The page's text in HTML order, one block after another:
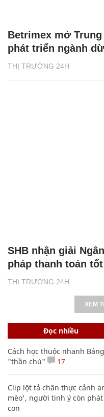
THỊ TRƯỜNG 24H
Betrimex mở
phát triển ngành
THỊ TRƯỜNG 24H
SHB nhận giải
pháp thanh toán
XEM
Đọc nhiều
Cách học thuộc nhanh
"thần chú"
17
Clip lột tả chân thực cảnh
mèo', người tinh ý còn
con